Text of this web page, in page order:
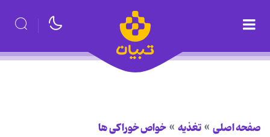
صفحه اصلی تغذیه خواص خوراكی ها